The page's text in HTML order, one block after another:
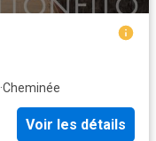
·Cheminée
Voir les détails